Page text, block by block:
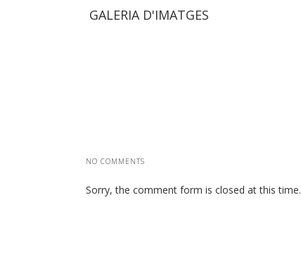
GALERIA D'IMATGES
NO COMMENTS
Sorry, the comment form is closed at this time.